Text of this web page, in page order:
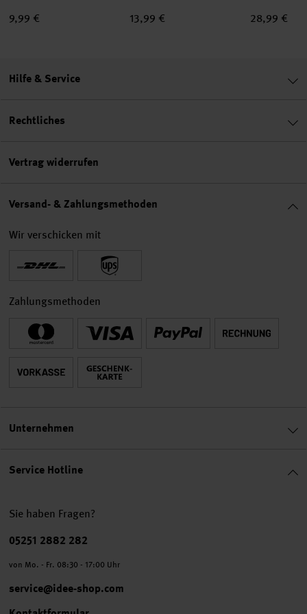
9,99 € 13,99 € 28,99 €
Service Hotline
Sie haben Fragen?
Telefonnummer
05251 2882 282
von Mo. - Fr. 08:30 - 17:00 Uhr
service@idee-shop.com
Hilfe & Service
Rechtliches
Vertrag widerrufen
Versand- & Zahlungsmethoden
Wir verschicken mit
Zahlungsmethoden
Unternehmen